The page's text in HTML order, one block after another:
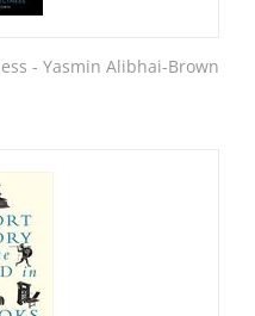
- Yasmin Alibhai-Brown